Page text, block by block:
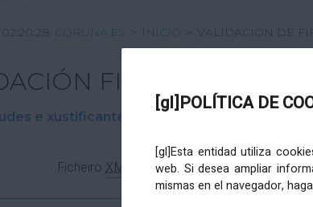
[gl]POLÍTICA DE
[gl]Esta entidad utiliza
web. Si desea ampliar
mismas en el navegador,
CORUNA.ES > INICIO > VALIDACIÓN DE
FIRMA DIXITAL
e xustificantes
FicheiroXML